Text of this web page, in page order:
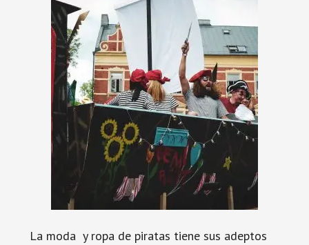
La moda y ropa de piratas tiene sus adeptos